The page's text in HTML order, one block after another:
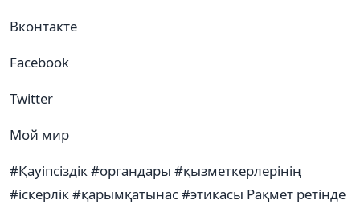
Вконтакте
Facebook
Twitter
Мой мир
#Қауіпсіздік #органдары #қызметкерлерінің
#іскерлік #қарымқатынас #этикасы Рақмет ретінде